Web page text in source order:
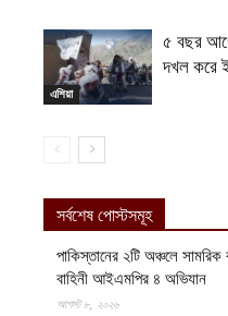
এশিয়া
৫ বছর
দখল করে
সর্বশেষ পোস্টসমূহ
পাকিস্তানের ২টি অঞ্চলে
বাহিনী আইএমপির ৪ অভিযান
আগস্ট ৮, ২০২৬